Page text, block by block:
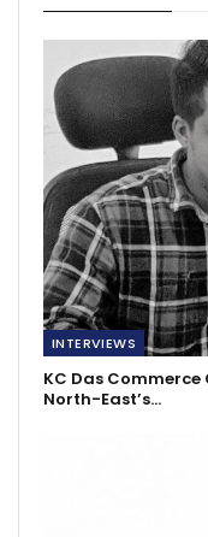
INTERVIEWS
KC Das
North-East’s…